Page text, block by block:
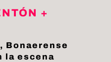
+
Bonaerense
la escena